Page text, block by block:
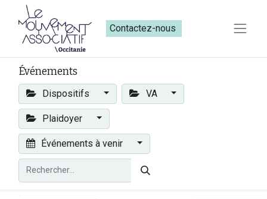
Contactez-nous​​
Événements
Dispositifs VA
Plaidoyer
Événements à venir